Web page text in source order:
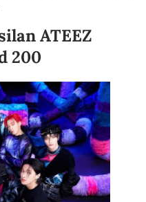
ATEEZ
200